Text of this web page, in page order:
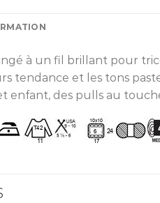
à un fil brillant pour
tendance et les tons
enfant, des pulls au